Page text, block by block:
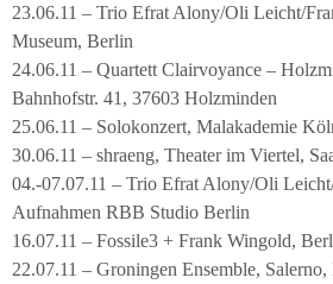
23.06.11 – Trio Efrat Alony/Oli Leicht/
Museum, Berlin
24.06.11 – Quartett Clairvoyance –
Bahnhofstr. 41, 37603 Holzminden
25.06.11 – Solokonzert, Malakademie
30.06.11 – shraeng, Theater im Viertel,
04.-07.07.11 – Trio Efrat Alony/Oli
Aufnahmen RBB Studio Berlin
16.07.11 – Fossile3 + Frank Wingold,
22.07.11 – Groningen Ensemble, Salerno,